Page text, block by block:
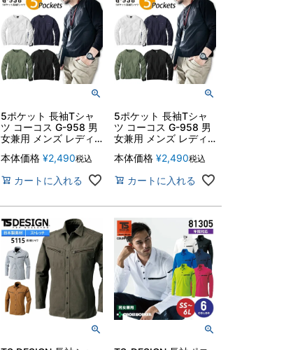
5ポケット 長袖Tシャ
ツ コーコス G-958 男
女兼用 メンズ レディ
ォーム 作業服 作業着
本体価格 ¥2,490税込
カートに入れる
5ポケット 長袖Tシャ
ツ コーコス G-958 男
女兼用 メンズ レディ
多い 綿100% DIY キャ
ンプ アウトドア 作業
服 作業着 制服 ユニフ
本体価格 ¥2,490税込
カートに入れる